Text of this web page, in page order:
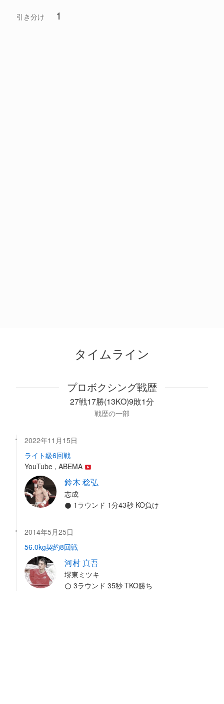
引き分け 1
タイムライン
プロボクシング戦歴
27戦17勝(13KO)9敗1分
戦歴の一部
2022年11月15日
ライト級6回戦
YouTube , ABEMA
鈴木 稔弘
志成
1ラウンド 1分43秒 KO負け
2014年5月25日
56.0kg契約8回戦
河村 真吾
堺東ミツキ
3ラウンド 35秒 TKO勝ち